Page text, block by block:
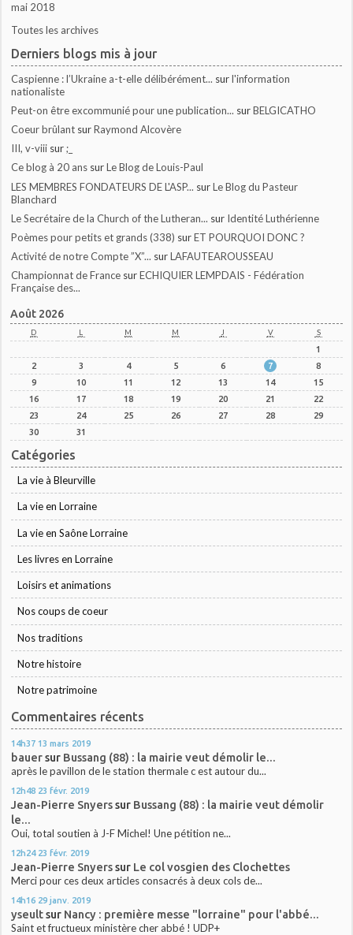
mai 2018
Toutes les archives
Derniers blogs mis à jour
Caspienne : l’Ukraine a-t-elle délibérément... surl'information
nationaliste
Peut-on être excommunié pour une publication... surBELGICATHO
Coeur brûlant surRaymond Alcovère
III, v-viii sur;_
Ce blog à 20 ans surLe Blog de Louis-Paul
LES MEMBRES FONDATEURS DE L'ASP... surLe Blog du Pasteur
Blanchard
Le Secrétaire de la Church of the Lutheran... sur Identité Luthérienne
Poèmes pour petits et grands (338) surET POURQUOI DONC ?
Activité de notre Compte ”X”... surLAFAUTEAROUSSEAU
Championnat de France surECHIQUIER LEMPDAIS - Fédération
Française des...
Août 2026
D L M M J V S
1
2
3 4 5 6 7
8
9
10 11 12 13 14
15
16
17 18 19 20 21
22
23
24 25 26 27 28
29
30
31
Catégories
La vie à Bleurville
La vie en Lorraine
La vie en Saône Lorraine
Les livres en Lorraine
Loisirs et animations
Nos coups de coeur
Nos traditions
Notre histoire
Notre patrimoine
Commentaires récents
14h37 13 mars 2019
bauersur Bussang (88) : la mairie veut démolir le...
après le pavillon de le station thermale c est autour du...
12h48 23 févr. 2019
Jean-Pierre Snyerssur Bussang (88) : la mairie veut démolir
le...
Oui, total soutien à J-F Michel! Une pétition ne...
12h24 23 févr. 2019
Jean-Pierre Snyerssur Le col vosgien des Clochettes
Merci pour ces deux articles consacrés à deux cols de...
14h16 29 janv. 2019
yseultsur Nancy : première messe "lorraine" pour l'abbé...
Saint et fructueux ministère cher abbé ! UDP+